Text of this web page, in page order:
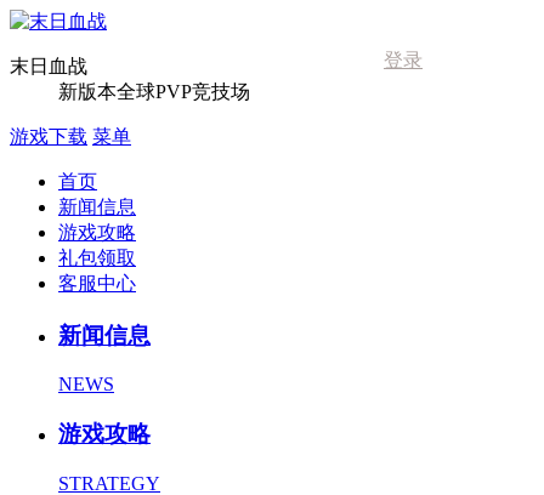
末日血战
新版本全球PVP竞技场
游戏下载 菜单
首页
新闻信息
游戏攻略
礼包领取
客服中心
登录
新闻信息
NEWS
游戏攻略
STRATEGY